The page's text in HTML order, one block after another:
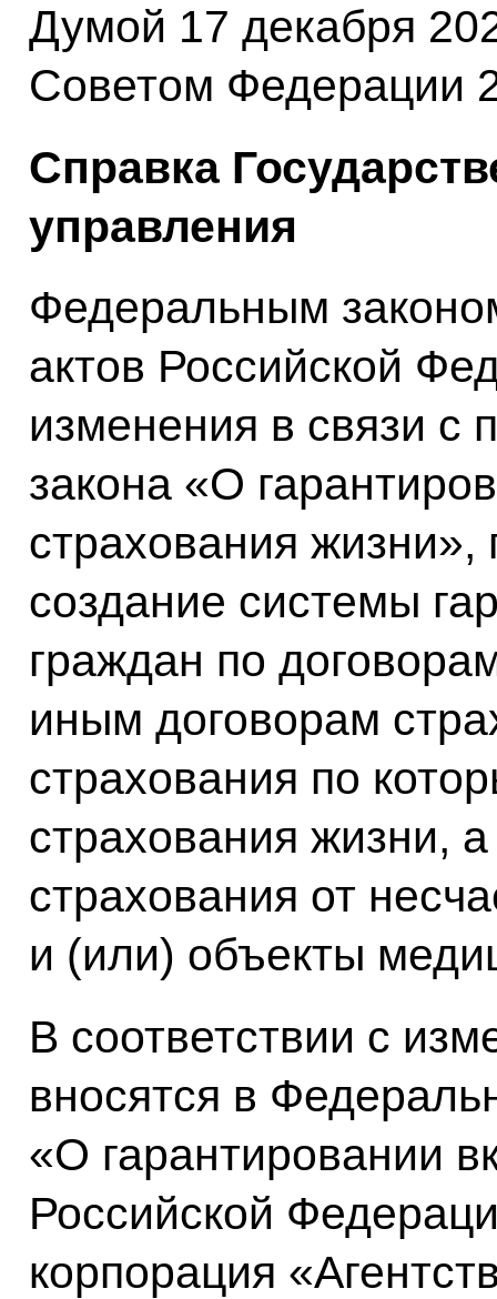
Думой 17 декабря
Советом Федерации
Справка
управления
Федеральным
актов Российской
изменения в связи с
закона «О
страхования
создание системы
граждан по
иным договорам
страхования по
страхования жизни,
страхования от
и (или) объекты
В соответствии с
вносятся в
«О гарантировании
Российской
корпорация